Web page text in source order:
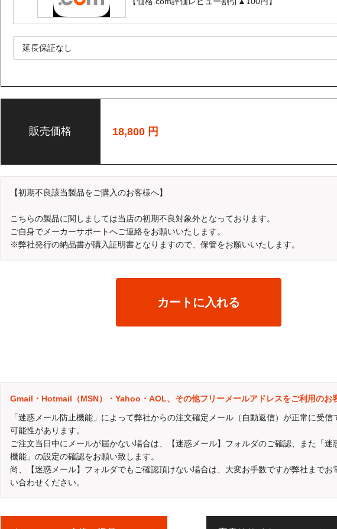
弊社のショップ評価を価格.COMで行って頂いたお客様
※評価コメント内にご注文番号の記載を頂いた方に限ります。
価格.comで、【 ショップスルー】を評価することができます。
今後の ショップスルー運営の貴重なご意見とさせていただきます。
評価はこちらから↓↓
http://kakaku.com/shopreview/1858/
※評価するためには、価格.comID（無料）が必要です。
販売価格 18,800円
【初期不良該当製品をご購入のお客様へ】
こちらの製品に関しましては当店の初期不良対象外となっております。
ご自身でメーカーサポートへご連絡をお願いいたします。
※弊社発行の納品書が購入証明書となりますので、保管をお願いいたします。
カートに入れる
Gmail・Hotmail（MSN）・Yahoo・AOL、その他フリーメールアドレスをご利用のお
「迷惑メール防止機能」によって弊社からの注文確定メール（自動返信）が正常に受信
可能性があります。
ご注文当日中にメールが届かない場合は、【迷惑メール】フォルダのご確認、また「迷
機能」の設定の確認をお願い致します。
尚、【迷惑メール】フォルダでもご確認頂けない場合は、大変お手数ですが弊社までお
い合わせください。